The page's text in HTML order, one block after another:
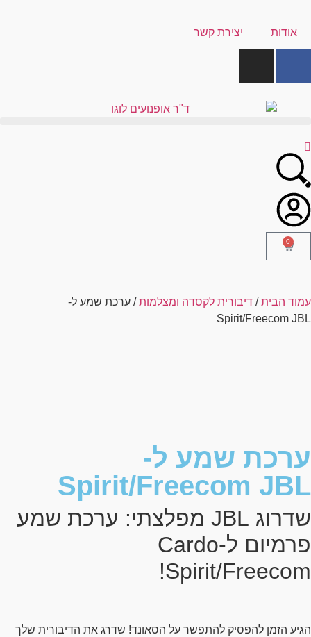
אודות יצירת קשר
0
עמוד הבית/ דיבורית לקסדה ומצלמות/ ערכת שמע ל-
Spirit/Freecom JBL
ערכת שמע ל-
Spirit/Freecom JBL
שדרוג JBL מפלצתי: ערכת שמע
פרמיום ל-Cardo
Spirit/Freecom!
הגיע הזמן להפסיק להתפשר על הסאונד! שדרג את הדיבורית שלך